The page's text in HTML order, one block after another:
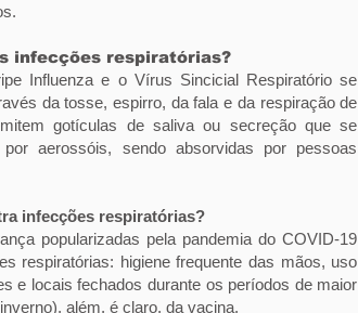
infecções respiratórias?
Influenza e o Vírus Sincicial Respiratório se
da tosse, espirro, da fala e da respiração de
gotículas de saliva ou secreção que se
aerossóis, sendo absorvidas por pessoas
infecções respiratórias?
popularizadas pela pandemia do COVID-19
respiratórias: higiene frequente das mãos, uso
e locais fechados durante os períodos de maior
além, é claro, da vacina.